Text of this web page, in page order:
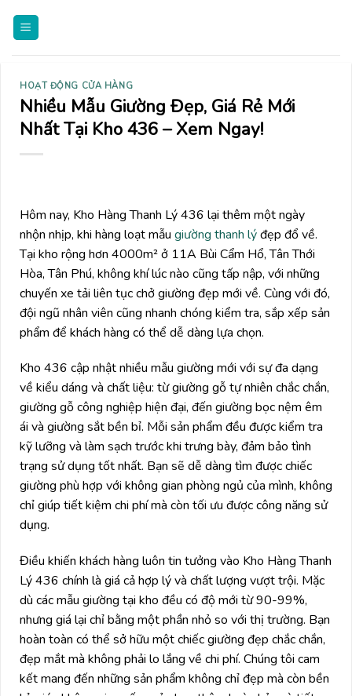
HOẠT ĐỘNG CỬA HÀNG
Nhiều Mẫu Giường Đẹp, Giá Rẻ Mới
Nhất Tại Kho 436 – Xem Ngay!
Hôm nay, Kho Hàng Thanh Lý 436 lại thêm một ngày
nhộn nhịp, khi hàng loạt mẫu giường thanh lýđẹp đổ về.
Tại kho rộng hơn 4000m² ở 11A Bùi Cẩm Hổ, Tân Thới
Hòa, Tân Phú, không khí lúc nào cũng tấp nập, với những
chuyến xe tải liên tục chở giường đẹp mới về. Cùng với đó,
đội ngũ nhân viên cũng nhanh chóng kiểm tra, sắp xếp sản
phẩm để khách hàng có thể dễ dàng lựa chọn.
Kho 436 cập nhật nhiều mẫu giường mới với sự đa dạng
về kiểu dáng và chất liệu: từ giường gỗ tự nhiên chắc chắn,
giường gỗ công nghiệp hiện đại, đến giường bọc nệm êm
ái và giường sắt bền bỉ. Mỗi sản phẩm đều được kiểm tra
kỹ lưỡng và làm sạch trước khi trưng bày, đảm bảo tình
trạng sử dụng tốt nhất. Bạn sẽ dễ dàng tìm được chiếc
giường phù hợp với không gian phòng ngủ của mình, không
chỉ giúp tiết kiệm chi phí mà còn tối ưu được công năng sử
dụng.
Điều khiến khách hàng luôn tin tưởng vào Kho Hàng Thanh
Lý 436 chính là giá cả hợp lý và chất lượng vượt trội. Mặc
dù các mẫu giường tại kho đều có độ mới từ 90-99%,
nhưng giá lại chỉ bằng một phần nhỏ so với thị trường. Bạn
hoàn toàn có thể sở hữu một chiếc giường đẹp chắc chắn,
đẹp mắt mà không phải lo lắng về chi phí. Chúng tôi cam
kết mang đến những sản phẩm không chỉ đẹp mà còn bền